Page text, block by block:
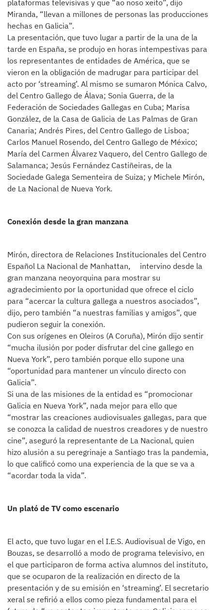
plataformas televisivas y que “ao noso xeito”, dijo
Miranda, “llevan a millones de personas las producciones
hechas en Galicia”.
La presentación, que tuvo lugar a partir de la una de la
tarde en España, se produjo en horas intempestivas para
los representantes de entidades de América, que se
vieron en la obligación de madrugar para participar del
acto por ‘streaming’. Al mismo se sumaron Mónica Calvo,
del Centro Gallego de Álava; Sonia Guerra, de la
Federación de Sociedades Gallegas en Cuba; Marisa
González, de la Casa de Galicia de Las Palmas de Gran
Canaria; Andrés Pires, del Centro Gallego de Lisboa;
Carlos Manuel Rosendo, del Centro Gallego de México;
María del Carmen Álvarez Vaquero, del Centro Gallego de
Salamanca; Jesús Fernández Castiñeiras, de la
Sociedade Galega Sementeira de Suiza; y Michele Mirón,
de La Nacional de Nueva York.
Conexión desde la gran manzana
Mirón, directora de Relaciones Institucionales del Centro
Español La Nacional de Manhattan, intervino desde la
gran manzana neoyorquina para mostrar su
agradecimiento por la oportunidad que ofrece el ciclo
para “acercar la cultura gallega a nuestros asociados”,
dijo, pero también “a nuestras familias y amigos”, que
pudieron seguir la conexión.
Con sus orígenes en Oleiros (A Coruña), Mirón dijo sentir
“mucha ilusión por poder disfrutar del cine gallego en
Nueva York”, pero también porque ello supone una
“oportunidad para mantener un vínculo directo con
Galicia”.
Si una de las misiones de la entidad es “promocionar
Galicia en Nueva York”, nada mejor para ello que
“mostrar las creaciones audiovisuales gallegas, para que
se conozca la calidad de nuestros creadores y de nuestro
cine”, aseguró la representante de La Nacional, quien
hizo alusión a su peregrinaje a Santiago tras la pandemia,
lo que calificó como una experiencia de la que se va a
“acordar toda la vida”.
Un plató de TV como escenario
El acto, que tuvo lugar en el I.E.S. Audiovisual de Vigo, en
Bouzas, se desarrolló a modo de programa televisivo, en
el que participaron de forma activa alumnos del instituto,
que se ocuparon de la realización en directo de la
presentación y de su emisión en ‘streaming’. El secretario
xeral se refirió a ellos como pieza fundamental para el